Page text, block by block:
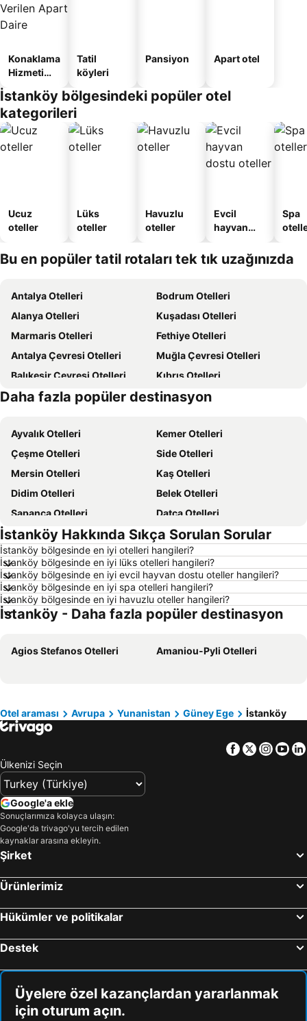
Konaklama
Hizmeti
Apart
Daire
Tatil
köyleri
Pansiyon Apart otel
İstanköy bölgesindeki popüler otel
kategorileri
Ucuz
oteller
Lüks
oteller
Havuzlu
oteller
Evcil
hayvan
oteller
Spa
Bu en popüler tatil rotaları tek tık uzağınızda
Antalya Otelleri
Bodrum Otelleri
Alanya Otelleri
Kuşadası Otelleri
Marmaris Otelleri
Fethiye Otelleri
Antalya Çevresi Otelleri
Muğla Çevresi Otelleri
Balıkesir Çevresi Otelleri
Kıbrıs Otelleri
Türkiye Otelleri
Ege Sahilleri Otelleri
Daha fazla popüler destinasyon
Ayvalık Otelleri
Kemer Otelleri
Çeşme Otelleri
Side Otelleri
Mersin Otelleri
Kaş Otelleri
Didim Otelleri
Belek Otelleri
Sapanca Otelleri
Datça Otelleri
İstanbul Otelleri
Alaçatı Otelleri
İzmir Otelleri
Ankara Otelleri
Bozcaada Otelleri
Manavgat Otelleri
Çanakkale Otelleri
Ölüdeniz Otelleri
Erdek Otelleri
Kuzey Kıbrıs Türk Cumhuriyeti Otelleri
İzmir Çevresi Otelleri
Mersin Çevresi Otelleri
Yunanistan Otelleri
Sakız Adası Otelleri
Thassos Island Otelleri
Maldivler Otelleri
Afyonkarahisar Çevresi Otelleri
İstanköy Hakkında Sıkça Sorulan Sorular
İstanköy bölgesinde en iyi otelleri hangileri?
İstanköy bölgesinde en iyi lüks otelleri hangileri?
İstanköy bölgesinde en iyi evcil hayvan dostu oteller hangileri?
İstanköy bölgesinde en iyi spa otelleri hangileri?
İstanköy bölgesinde en iyi havuzlu oteller hangileri?
İstanköy - Daha fazla popüler destinasyon
Agios Stefanos Otelleri Amaniou-Pyli Otelleri
Otel araması Avrupa Yunanistan Güney Ege İstanköy
Facebook
Twitter
Ülkenizi Seçin
Google'a ekle
Sonuçlarımıza kolayca ulaşın:
Google'da trivago'yu tercih edilen
kaynaklar arasına ekleyin.
Şirket
Ürünlerimiz
Hükümler ve politikalar
Destek
Üyelere özel kazançlardan yararlanmak
için oturum açın.